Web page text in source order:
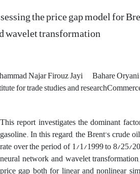
the price gap model for
wavelet transformation
Najar Firouz Jayi Bahare Oryani
for trade studies and
This report investigates the dominant
gasoline. In this regard, the Brent’s crude
rate over the period of 1/1/1999 to 8/25/
neural network and wavelet
price gap both for linear and nonlinear